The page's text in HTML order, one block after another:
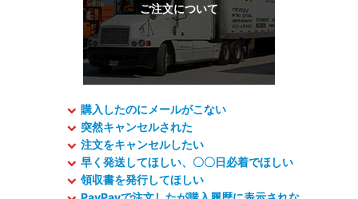
購入したのにメールがこない
突然キャンセルされた
注文をキャンセルしたい
早く発送してほしい、〇〇日必着でほしい
領収書を発行してほしい